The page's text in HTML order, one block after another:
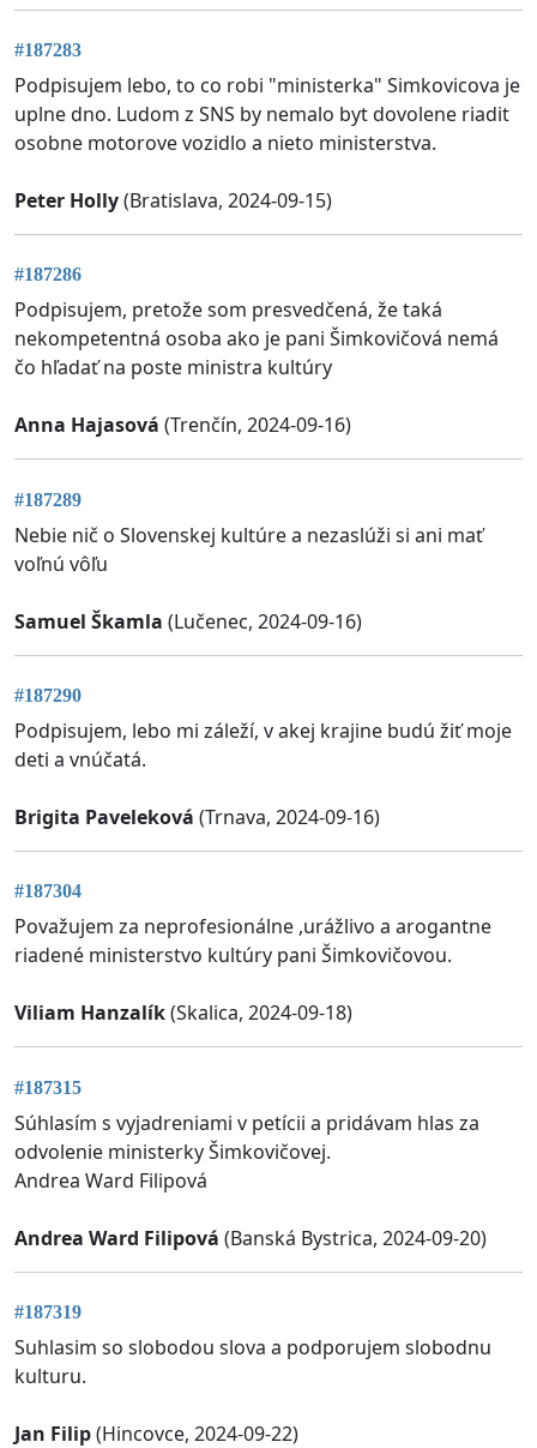
#187283
Podpisujem lebo, to co robi "ministerka" Simkovicova je
uplne dno. Ludom z SNS by nemalo byt dovolene riadit
osobne motorove vozidlo a nieto ministerstva.
Peter Holly(Bratislava, 2024-09-15)
#187286
Podpisujem, pretože som presvedčená, že taká
nekompetentná osoba ako je pani Šimkovičová nemá
čo hľadať na poste ministra kultúry
Anna Hajasová (Trenčín, 2024-09-16)
#187289
Nebie nič o Slovenskej kultúre a nezaslúži si ani mať
voľnú vôľu
Samuel Škamla (Lučenec, 2024-09-16)
#187290
Podpisujem, lebo mi záleží, v akej krajine budú žiť moje
deti a vnúčatá.
Brigita Paveleková (Trnava, 2024-09-16)
#187304
Považujem za neprofesionálne ,urážlivo a arogantne
riadené ministerstvo kultúry pani Šimkovičovou.
Viliam Hanzalík(Skalica, 2024-09-18)
#187315
Súhlasím s vyjadreniami v petícii a pridávam hlas za
odvolenie ministerky Šimkovičovej.
Andrea Ward Filipová
Andrea Ward Filipová (Banská Bystrica, 2024-09-20)
#187319
Suhlasim so slobodou slova a podporujem slobodnu
kulturu.
Jan Filip(Hincovce, 2024-09-22)